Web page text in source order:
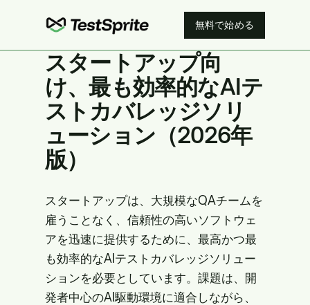
無料で始める
スタートアップ向
け、最も効率的なAIテ
ストカバレッジソリ
ューション（2026年
版）
スタートアップは、大規模なQAチームを
雇うことなく、信頼性の高いソフトウェ
アを迅速に提供するために、最高かつ最
も効率的なAIテストカバレッジソリュー
ションを必要としています。課題は、開
発者中心のAI駆動環境に適合しながら、